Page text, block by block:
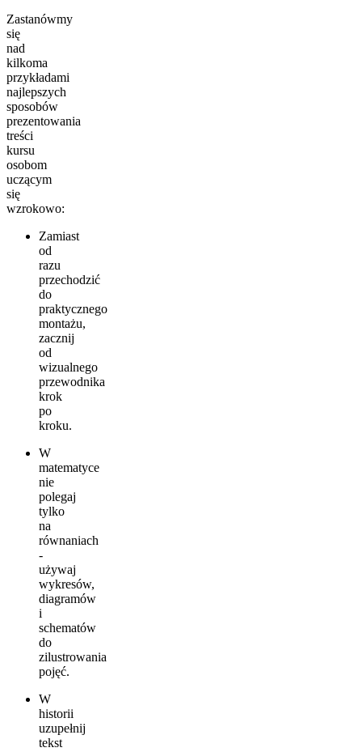
Zastanówmy
się
nad
kilkoma
przykładami
najlepszych
sposobów
prezentowania
treści
kursu
osobom
uczącym
się
wzrokowo:
Zamiast
od
razu
przechodzić
do
praktycznego
montażu,
zacznij
od
wizualnego
przewodnika
krok
po
kroku.
W
matematyce
nie
polegaj
tylko
na
równaniach
-
używaj
wykresów,
diagramów
i
schematów
do
zilustrowania
pojęć.
W
historii
uzupełnij
tekst